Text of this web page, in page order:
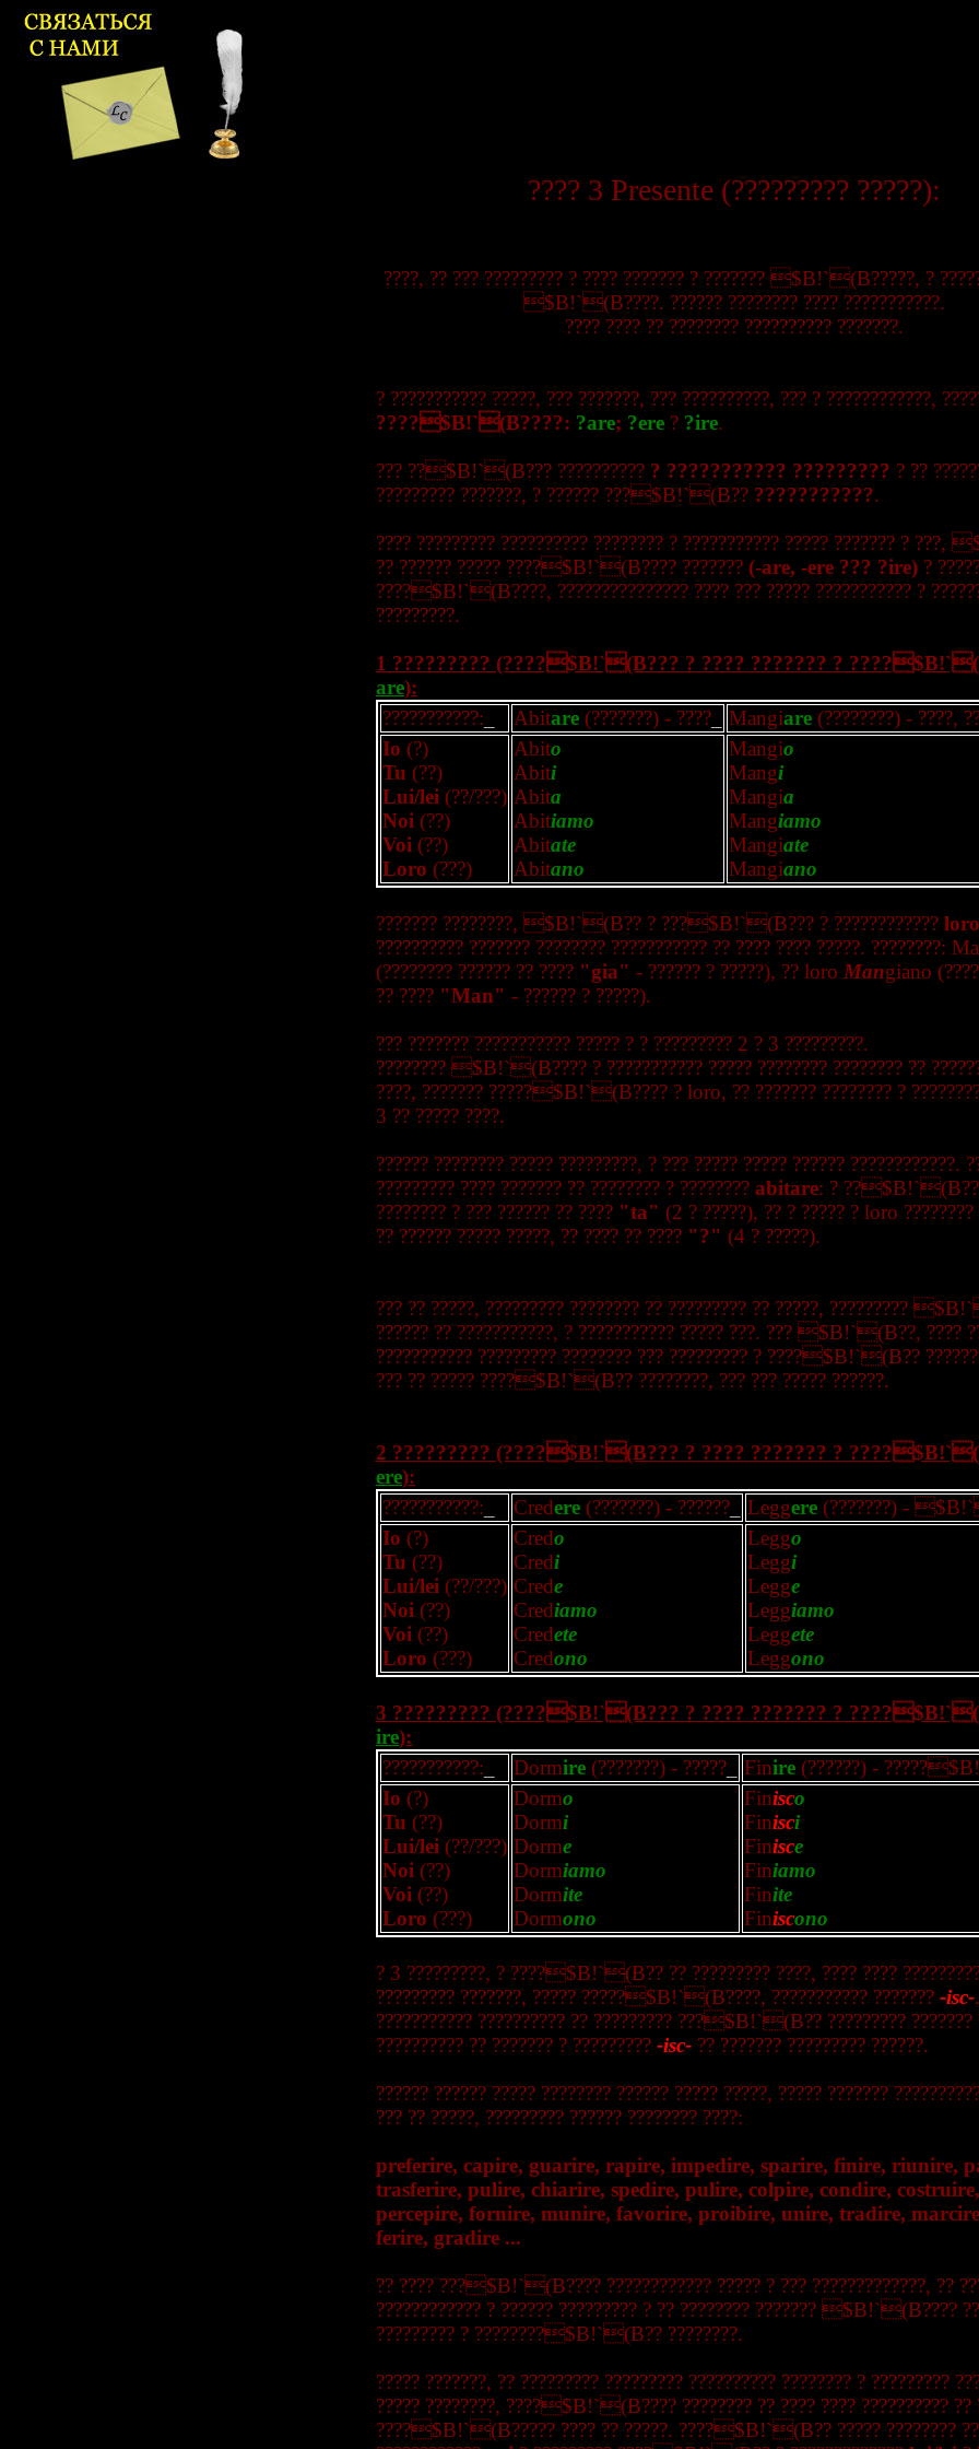
???? 3 Presente (????????? ?????):
????, ?? ??? ????????? ? ???? ??????? ? ??????? $B!`(B?????, ?
$B!`(B????. ?????? ???????? ???? ???????????.
???? ???? ?? ???????? ?????????? ???????.
? ??????????? ?????, ??? ???????, ??? ??????????, ??? ? ????????????,
????$B!`(B????: ?are; ?ere ? ?ire.
??? ??$B!`(B??? ?????????? ? ??????????? ????????? ? ??
????????? ???????, ? ?????? ???$B!`(B?? ???????????.
???? ????????? ?????????? ???????? ? ??????????? ????? ??????? ?
?? ?????? ????? ????$B!`(B???? ??????? (-are, -ere ??? ?ire) ?
????$B!`(B????, ??????????????? ???? ??? ????? ??????????? ?
?????????.
1 ????????? (????$B!`(B??? ? ???? ??????? ?
are):
???????????:
Abitare (???????) - ???? Mangiare (????????) - ????,
Io (?)
Tu (??)
Lui/lei (??/???)
Noi (??)
Voi (??)
Loro (???)
Abito
Abiti
Abita
Abitiamo
Abitate
Abitano
Mangio
Mangi
Mangia
Mangiamo
Mangiate
Mangiano
??????? ????????, $B!`(B?? ? ???$B!`(B??? ? ???????????? loro
?????????? ??????? ???????? ??????????? ?? ???? ???? ?????. ????????:
(???????? ?????? ?? ???? "gia" - ?????? ? ?????), ?? loro Mangiano
?? ???? "Man" - ?????? ? ?????).
??? ??????? ??????????? ????? ? ? ????????? 2 ? 3 ?????????.
???????? $B!`(B???? ? ??????????? ????? ???????? ???????? ??
????, ??????? ?????$B!`(B???? ? loro, ?? ??????? ???????? ?
3 ?? ????? ????.
?????? ???????? ????? ?????????, ? ??? ????? ????? ?????? ????????????.
????????? ???? ??????? ?? ???????? ? ???????? abitare: ?
???????? ? ??? ?????? ?? ???? "ta" (2 ? ?????), ?? ? ????? ? loro ????????
?? ?????? ????? ?????, ?? ???? ?? ???? "?" (4 ? ?????).
??? ?? ?????, ????????? ???????? ?? ????????? ?? ?????, ?????????
?????? ?? ???????????, ? ??????????? ????? ???. ??? $B!`(B??, ????
??????????? ????????? ???????? ??? ????????? ? ????$B!`(B??
??? ?? ????? ????$B!`(B?? ????????, ??? ??? ????? ??????.
2 ????????? (????$B!`(B??? ? ???? ??????? ?
ere):
???????????:
Credere (???????) - ?????? Leggere (???????) -
Io (?)
Tu (??)
Lui/lei (??/???)
Noi (??)
Voi (??)
Loro (???)
Credo
Credi
Crede
Crediamo
Credete
Credono
Leggo
Leggi
Legge
Leggiamo
Leggete
Leggono
3 ????????? (????$B!`(B??? ? ???? ??????? ?
ire):
???????????:
Dormire (???????) - ????? Finire (??????) -
Io (?)
Tu (??)
Lui/lei (??/???)
Noi (??)
Voi (??)
Loro (???)
Dormo
Dormi
Dorme
Dormiamo
Dormite
Dormono
Finisco
Finisci
Finisce
Finiamo
Finite
Finiscono
? 3 ?????????, ? ????$B!`(B?? ?? ????????? ????, ???? ????
????????? ???????, ????? ?????$B!`(B????, ??????????? ??????? -isc-
??????????? ?????????? ?? ????????? ???$B!`(B?? ????????? ???????
?????????? ?? ??????? ? ????????? -isc- ?? ??????? ????????? ??????.
?????? ?????? ????? ???????? ?????? ????? ?????, ????? ???????
??? ?? ?????, ????????? ?????? ???????? ????:
preferire, capire, guarire, rapire, impedire, sparire, finire, riunire,
trasferire, pulire, chiarire, spedire, pulire, colpire, condire,
percepire, fornire, munire, favorire, proibire, unire, tradire,
ferire, gradire ...
?? ???? ???$B!`(B???? ???????????? ????? ? ??? ?????????????, ??
???????????? ? ?????? ????????? ? ?? ???????? ??????? $B!`(B????
????????? ? ????????$B!`(B?? ????????.
????? ???????, ?? ????????? ????????? ?????????? ???????? ? ?????????
????? ????????, ????$B!`(B???? ???????? ?? ???? ???? ?????????? ??
????$B!`(B????? ???? ?? ?????. ????$B!`(B?? ????? ????????